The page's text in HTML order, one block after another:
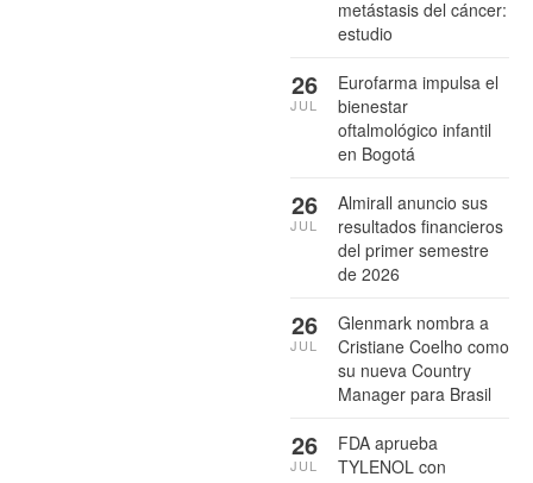
metástasis del cáncer:
estudio
Eurofarma impulsa el
bienestar
oftalmológico infantil
en Bogotá
26
JUL
Almirall anuncio sus
resultados financieros
del primer semestre
de 2026
26
JUL
Glenmark nombra a
Cristiane Coelho como
su nueva Country
Manager para Brasil
26
JUL
FDA aprueba
TYLENOL con
26
JUL